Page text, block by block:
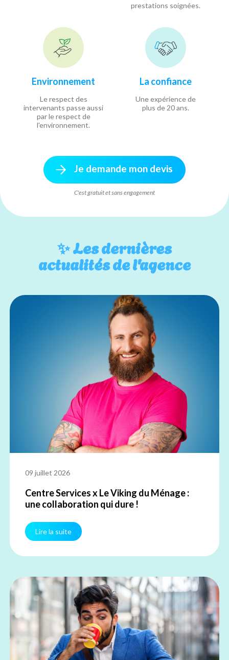
prestations soignées.
Environnement
Le respect des
intervenants passe aussi
par le respect de
l'environnement.
La confiance
Une expérience de
plus de 20 ans.
Je demande mon devis
C'est gratuit et sans engagement
✨Les dernières
actualités de l'agence
09 juillet 2026
Centre Services x Le Viking du Ménage :
une collaboration qui dure !
Lire la suite